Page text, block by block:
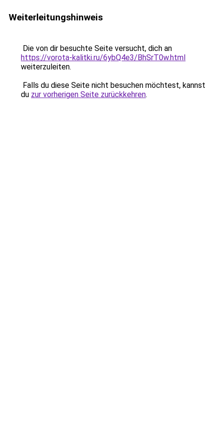
Weiterleitungshinweis
Die von dir besuchte Seite versucht, dich an
https://vorota-kalitki.ru/6ybQ4e3/BhSrT0w.html
weiterzuleiten.
Falls du diese Seite nicht besuchen möchtest, kannst
du zur vorherigen Seite zurückkehren.